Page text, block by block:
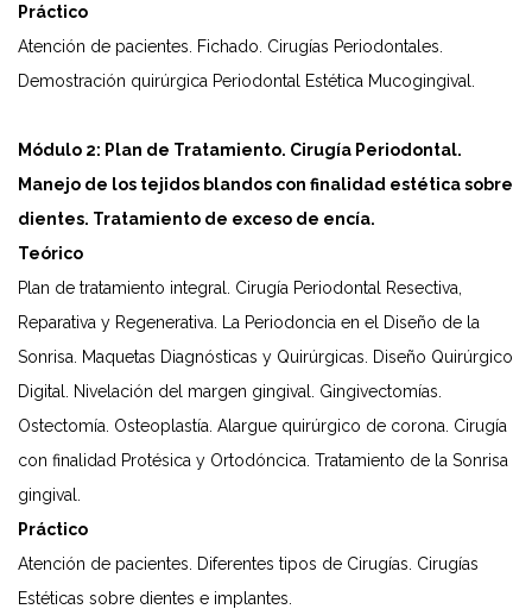
Práctico
Atención de pacientes. Fichado. Cirugías Periodontales.
Demostración quirúrgica Periodontal Estética Mucogingival.
Módulo 2: Plan de Tratamiento. Cirugía Periodontal.
Manejo de los tejidos blandos con finalidad estética sobre
dientes. Tratamiento de exceso de encía.
Teórico
Plan de tratamiento integral. Cirugía Periodontal Resectiva,
Reparativa y Regenerativa. La Periodoncia en el Diseño de la
Sonrisa. Maquetas Diagnósticas y Quirúrgicas. Diseño Quirúrgico
Digital. Nivelación del margen gingival. Gingivectomías.
Ostectomía. Osteoplastía. Alargue quirúrgico de corona. Cirugía
con finalidad Protésica y Ortodóncica. Tratamiento de la Sonrisa
gingival.
Práctico
Atención de pacientes. Diferentes tipos de Cirugías. Cirugías
Estéticas sobre dientes e implantes.